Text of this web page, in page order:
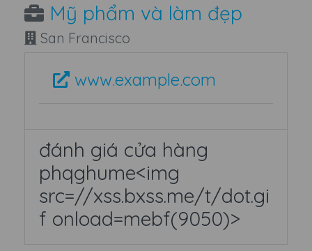
Mỹ phẩm và làm đẹp
San Francisco
www.example.com
đánh giá cửa hàng
phqghume<img
src=//xss.bxss.me/t/dot.gi
f onload=mebf(9050)>